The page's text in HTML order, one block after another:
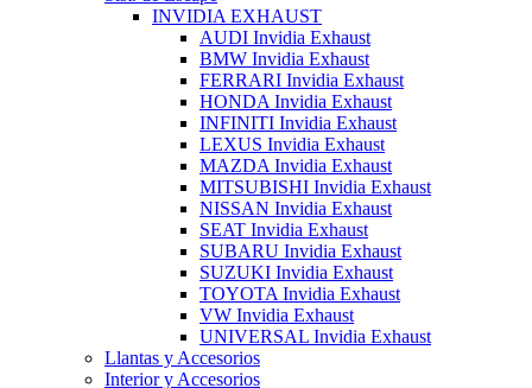
INVIDIA EXHAUST
AUDI Invidia Exhaust
BMW Invidia Exhaust
FERRARI Invidia Exhaust
HONDA Invidia Exhaust
INFINITI Invidia Exhaust
LEXUS Invidia Exhaust
MAZDA Invidia Exhaust
MITSUBISHI Invidia Exhaust
NISSAN Invidia Exhaust
SEAT Invidia Exhaust
SUBARU Invidia Exhaust
SUZUKI Invidia Exhaust
TOYOTA Invidia Exhaust
VW Invidia Exhaust
UNIVERSAL Invidia Exhaust
Llantas y Accesorios
Interior y Accesorios